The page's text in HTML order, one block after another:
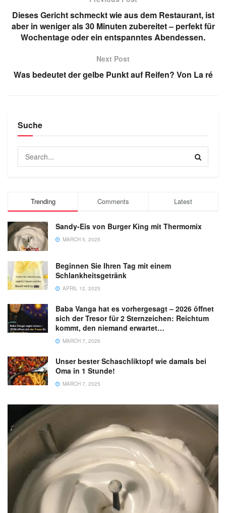
Dieses Gericht schmeckt wie aus dem Restaurant, ist
aber in weniger als 30 Minuten zubereitet – perfekt für
Wochentage oder ein entspanntes Abendessen.
Next Post
Was bedeutet der gelbe Punkt auf Reifen? Von La ré
Suche
Trending Comments Latest
Sandy-Eis von Burger King mit Thermomix
MARCH 5, 2025
Beginnen Sie Ihren Tag mit einem
Schlankheitsgetränk
APRIL 12, 2025
Baba Vanga hat es vorhergesagt – 2026 öffnet
sich der Tresor für 2 Sternzeichen: Reichtum
kommt, den niemand erwartet…
MARCH 7, 2026
Unser bester Schaschliktopf wie damals bei
Oma in 1 Stunde!
MARCH 7, 2025